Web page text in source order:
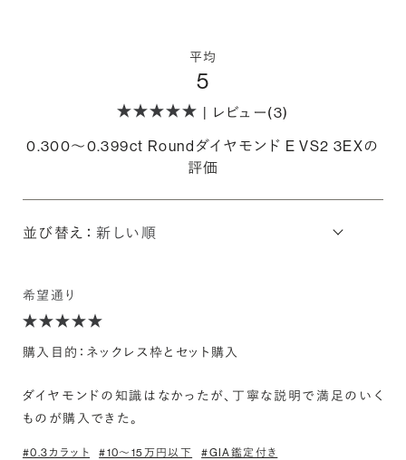
平均
5
| レビュー(3)
0.300〜0.399ct Roundダイヤモンド E VS2 3EXの
評価
並び替え：
希望通り
購入目的：ネックレス枠とセット購入
ダイヤモンドの知識はなかったが、丁寧な説明で満足のいく
ものが購入できた。
#0.3カラット #10〜15万円以下
#GIA鑑定付き